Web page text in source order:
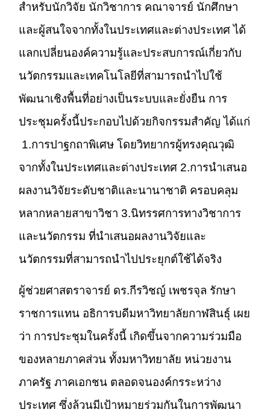
สำหรับนักวิจัย นักวิชาการ คณาจารย์ นักศึกษา
และผู้สนใจจากทั้งในประเทศและต่างประเทศ ได้
แลกเปลี่ยนองค์ความรู้และประสบการณ์เกี่ยวกับ
นวัตกรรมและเทคโนโลยีที่สามารถนำไปใช้
พัฒนาเชิงพื้นที่อย่างเป็นระบบและยั่งยืน การ
ประชุมครั้งนี้ประกอบไปด้วยกิจกรรมสำคัญ ได้แก่
1.การปาฐกถาพิเศษ โดยวิทยากรผู้ทรงคุณวุฒิ
จากทั้งในประเทศและต่างประเทศ 2.การนำเสนอ
ผลงานวิจัยระดับชาติและนานาชาติ ครอบคลุม
หลากหลายสาขาวิชา 3.นิทรรศการทางวิชาการ
และนวัตกรรม ที่นำเสนอผลงานวิจัยและ
นวัตกรรมที่สามารถนำไปประยุกต์ใช้ได้จริง
ผู้ช่วยศาสตราจารย์ ดร.กีรวิชญ์ เพชรจุล รักษา
ราชการแทน อธิการบดีมหาวิทยาลัยกาฬสินธุ์ เผย
ว่า การประชุมในครั้งนี้ เกิดขึ้นจากความร่วมมือ
ของหลายภาคส่วน ทั้งมหาวิทยาลัย หน่วยงาน
ภาครัฐ ภาคเอกชน ตลอดจนองค์กรระหว่าง
ประเทศ ซึ่งล้วนมีเป้าหมายร่วมกันในการพัฒนา